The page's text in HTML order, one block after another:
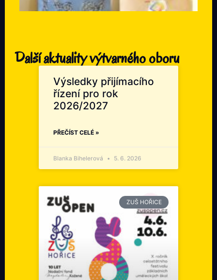
Další aktuality výtvarného oboru
Výsledky přijímacího
řízení pro rok
2026/2027
PŘEČÍST CELÉ »
Blanka Bihelerová 5. 6. 2026
ZUŠ HOŘICE